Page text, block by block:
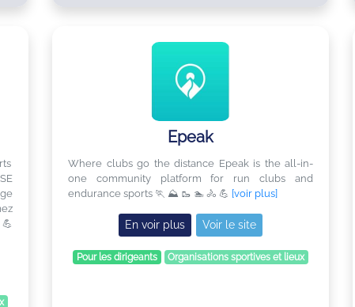
Epeak
Where clubs go the distance Epeak is the all-in-
one community platform for run clubs and
endurance sports 🏃 ⛰ 🥾 🏊 🚴 💪 [voir plus]
En voir plus Voir le site
Pour les dirigeants Organisations sportives et lieux